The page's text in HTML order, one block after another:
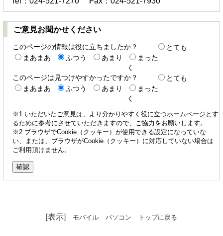
ご意見お聞かせください
このページの情報は役に立ちましたか？
とても
まあまあ
ふつう あまり
まった
く
このページは見つけやすかったですか？
とても
まあまあ
ふつう あまり
まった
く
※1 いただいたご意見は、より分かりやすく役に立つホームページとす
るために参考にさせていただきますので、ご協力をお願いします。
※2 ブラウザでCookie（クッキー）が使用できる設定になっていな
い、または、ブラウザがCookie（クッキー）に対応していない場合は
ご利用頂けません。
[表示] モバイル パソコン トップに戻る